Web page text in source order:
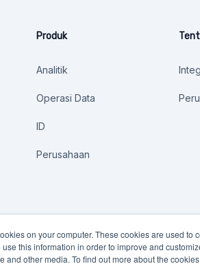
on your computer. These cookies are used
this information in order to improve and
and other media. To find out more about the
Produk
Analitik
Operasi Data
ID
Perusahaan